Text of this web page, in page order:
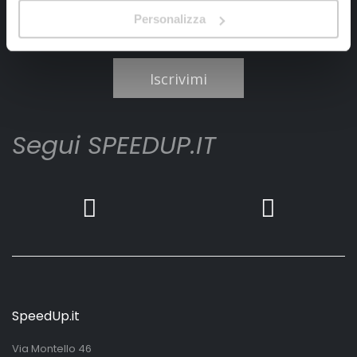
Personalizza
Iscrivimi
Segui SPEEDUP.IT
SpeedUp.it
Via Montello 46